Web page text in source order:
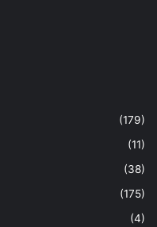
(179)
(11)
(38)
(175)
(4)